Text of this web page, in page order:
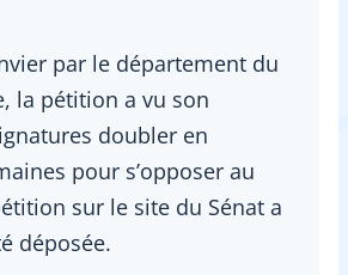
par le département du
la pétition a vu son
doubler en
pour s’opposer au
sur le site du Sénat a
déposée.